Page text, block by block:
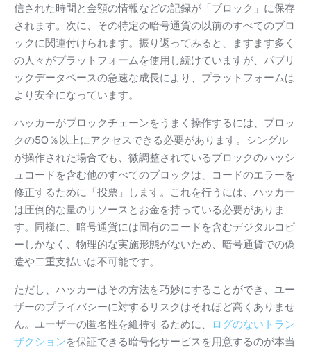
信された時間と金額の情報などの記録が「ブロック」に保存
されます。 次に、その特定の暗号通貨の以前のすべてのブロ
ックに関連付けられます。 振り返ってみると、ますます多く
の人々がプラットフォームを使用し続けていますが、パブリ
ックデータベースの急速な成長により、プラットフォームは
より安全になっています。
ハッカーがブロックチェーンをうまく操作するには、ブロッ
クの50％以上にアクセスできる必要があります。
シングル
が操作された場合でも、微調整されているブロックのハッシ
ュコードを含む他のすべてのブロックは、コードのエラーを
修正するために「投票」します。
これを行うには、ハッカー
は圧倒的な量のリソースとお金を持っている必要がありま
す。 同様に、暗号通貨には固有のコードを含むデジタルコピ
ーしかなく、物理的な実施形態がないため、暗号通貨での偽
造や二重支払いは不可能です。
ただし、ハッカーはその方法を巧妙にすることができ、ユー
ザーのプライバシーに対するリスクはそれほど高くありませ
ん。 ユーザーの匿名性を維持するために、
ログのないトラン
ザクションを保証できる暗号化サービスを用意するのが本当